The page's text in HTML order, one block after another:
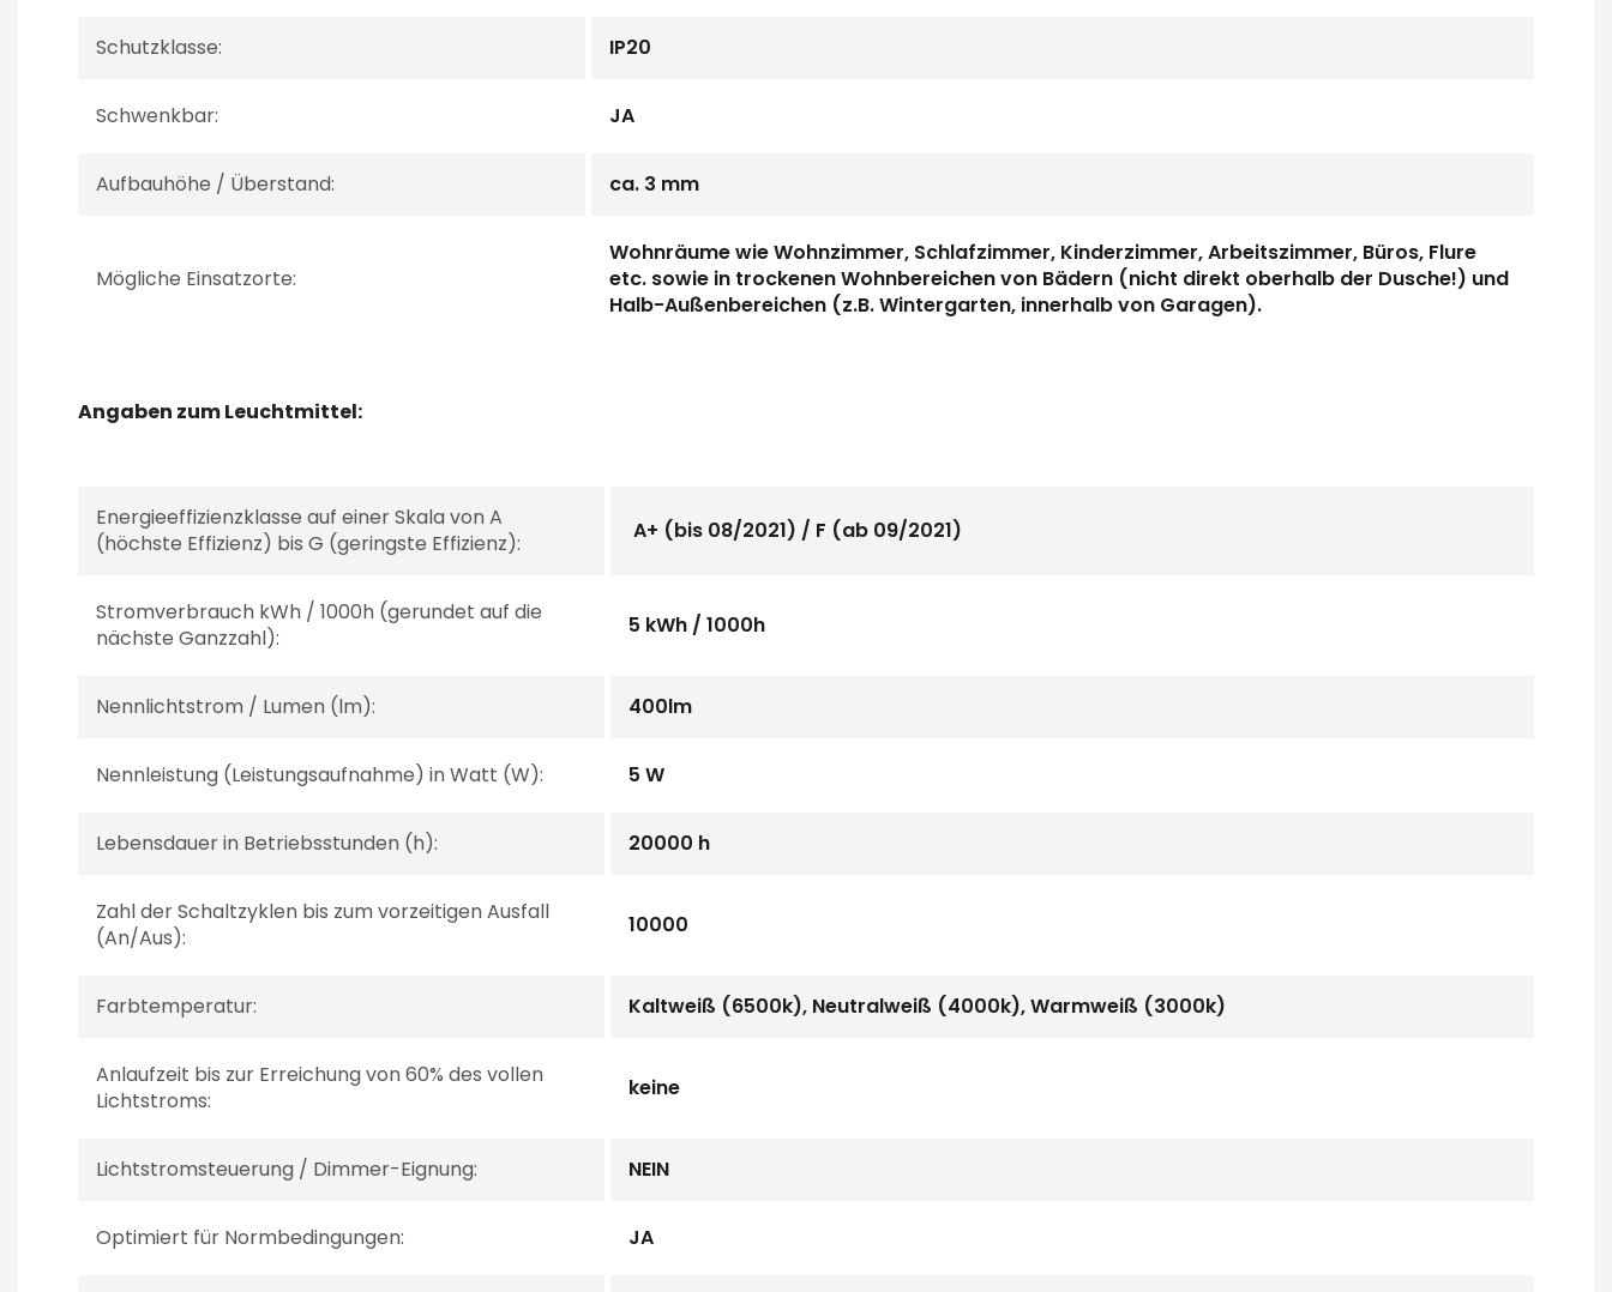
Schutzklasse: IP20
Schwenkbar: JA
Aufbauhöhe / Überstand: ca. 3 mm
Mögliche Einsatzorte:
Wohnräume wie Wohnzimmer, Schlafzimmer, Kinderzimmer, Arbeitszimmer, Büros, Flure
etc. sowie in trockenen Wohnbereichen von Bädern (nicht direkt oberhalb der Dusche!) und
Halb-Außenbereichen (z.B. Wintergarten, innerhalb von Garagen).
Angaben zum Leuchtmittel:
Energieeffizienzklasse auf einer Skala von A
(höchste Effizienz) bis G (geringste Effizienz):
A+ (bis 08/2021) / F (ab 09/2021)
Stromverbrauch kWh / 1000h (gerundet auf die
nächste Ganzzahl):
5 kWh / 1000h
Nennlichtstrom / Lumen (lm): 400lm
Nennleistung (Leistungsaufnahme) in Watt (W): 5 W
Lebensdauer in Betriebsstunden (h): 20000 h
Zahl der Schaltzyklen bis zum vorzeitigen Ausfall
(An/Aus):
10000
Farbtemperatur: Kaltweiß (6500k), Neutralweiß (4000k), Warmweiß (3000k)
Anlaufzeit bis zur Erreichung von 60% des vollen
Lichtstroms:
keine
Lichtstromsteuerung / Dimmer-Eignung: NEIN
Optimiert für Normbedingungen: JA